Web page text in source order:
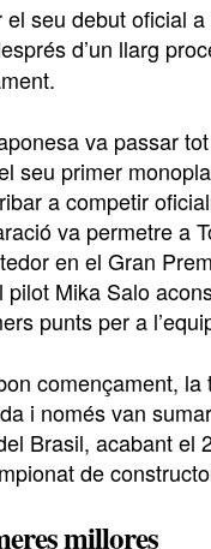
el seu debut oficial
d’un llarg
va passar
seu primer
a competir
va permetre a
en el Gran
pilot Mika Salo
punts per a
començament, la
i només van
Brasil, acabant el
de
millores